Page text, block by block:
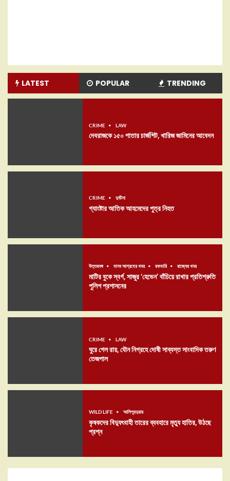
LATEST POPULAR TRENDING
CRIME LAW
দেবরাজকে ১৫০ পাতার চার্জশিট, খারিজ জামিনের আবেদন
CRIME দুর্ঘটনা
গ্যাংষ্টার আতিক আহমেদের পুত্র নিহত
উত্তরবঙ্গ মানব আগ্রহের খবর রকমারি রাজ্যের খবর
মাটির বুকে স্বর্গ, সাজুর ‘হেভেন’ বাঁচিয়ে রাখার প্রতিশ্রুতি
পুলিশ প্রশাসনের
CRIME LAW
ঘুরে গেল রায়, যৌন নিগ্রহে দোষী সাব্যস্ত সাংবাদিক তরুণ
তেজপাল
WILD LIFE আলিপুরদুয়ার
কৃষকদের বিদ্যুৎবাহী তারের ব্যবহারে মৃত্যু হাতির, উঠছে
প্রশ্ন